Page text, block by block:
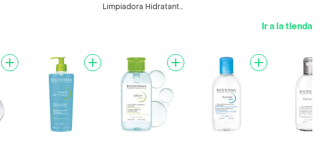
Limpiadora Hidratante
Ir a la tienda